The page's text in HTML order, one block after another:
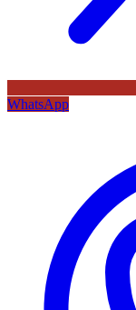
WhatsApp